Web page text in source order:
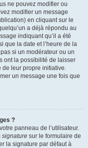
ne pouvez modifier ou
modifier un message
en cliquant sur le
a déjà répondu au
indiquant qu’il a été
que la date et l’heure de la
si un modérateur ou un
ont la possibilité de laisser
de leur propre initiative.
un message une fois que
?
panneau de l’utilisateur.
signature sur le formulaire de
la signature par défaut à